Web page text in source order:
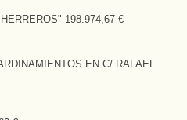
198.974,67 €
EN C/ RAFAEL